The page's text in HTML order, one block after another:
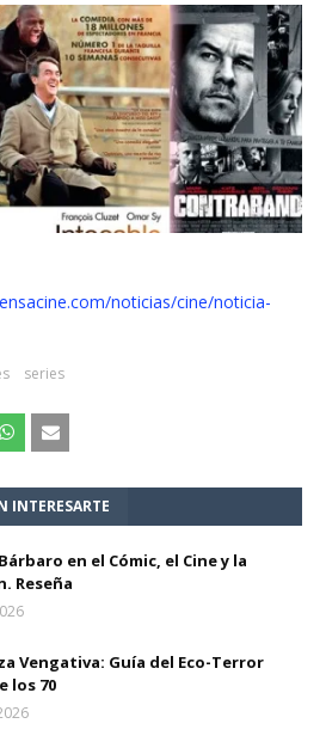
noticias/cine/noticia-
series
INTERESARTE
en el Cómic, el Cine y la
Reseña
Vengativa: Guía del Eco-Terror
los 70